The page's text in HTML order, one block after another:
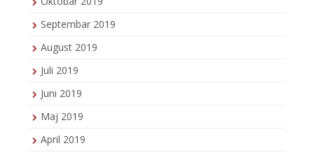
Septembar 2019
August 2019
Juli 2019
Juni 2019
Maj 2019
April 2019